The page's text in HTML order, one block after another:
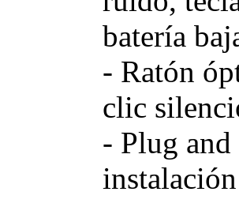
batería
- Ratón
clic
- Plug and
instalación